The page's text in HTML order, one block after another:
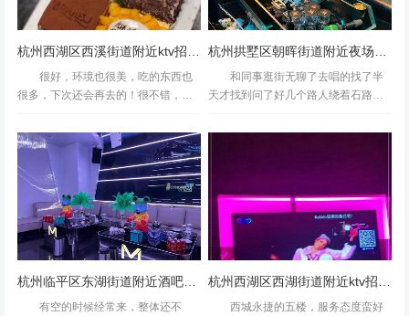
很好，环境也很美，吃的东西也
很多，下次还会再去的！很不错，音
好，服务也非常到位，环境很温馨很
舒服，每次聚会首选的地方，对于那
些说差评的人我只想说一句，不...
和同事逛街无聊了去唱的找了半
天才找到问了好几个路人绕着石路走
差不多花头的只不过开在弄堂里实在
杭州临平区东湖街道附近酒吧招聘女招待(不需要喝酒的)
有空的时候经常来，整体还不
杭州西湖区西湖街道附近ktv招聘包厢服务员怎么面试
西城永捷的五楼，服务态度蛮好